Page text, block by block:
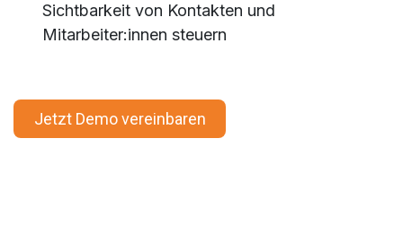
Sichtbarkeit von Kontakten und
Mitarbeiter:innen steuern
Jetzt Demo vereinbaren